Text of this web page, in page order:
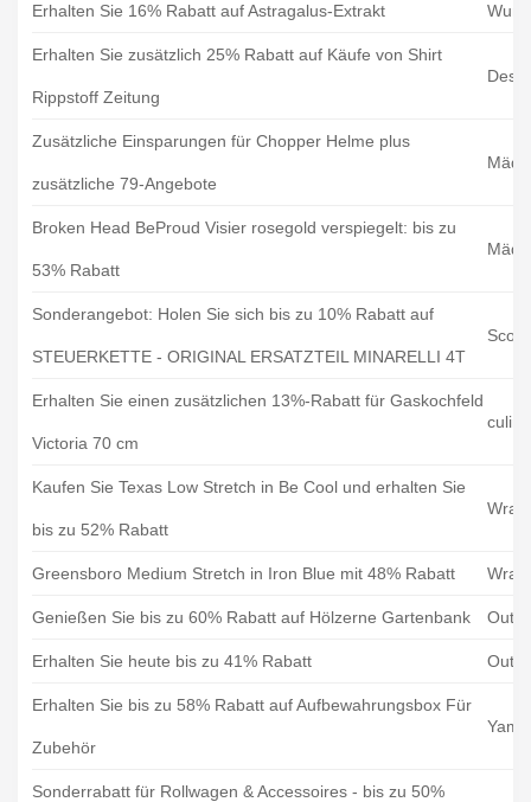
Erhalten Sie 16% Rabatt auf Astragalus-Extrakt
Erhalten Sie zusätzlich 25% Rabatt auf Käufe von Shirt
Rippstoff Zeitung
Zusätzliche Einsparungen für Chopper Helme plus
zusätzliche 79-Angebote
Mädl
Broken Head BeProud Visier rosegold verspiegelt: bis zu
53% Rabatt
Mädl
Sonderangebot: Holen Sie sich bis zu 10% Rabatt auf
STEUERKETTE - ORIGINAL ERSATZTEIL MINARELLI 4T
Erhalten Sie einen zusätzlichen 13%-Rabatt für Gaskochfeld
Victoria 70 cm
Kaufen Sie Texas Low Stretch in Be Cool und erhalten Sie
bis zu 52% Rabatt
Greensboro Medium Stretch in Iron Blue mit 48% Rabatt
Genießen Sie bis zu 60% Rabatt auf Hölzerne Gartenbank
Erhalten Sie heute bis zu 41% Rabatt
Erhalten Sie bis zu 58% Rabatt auf Aufbewahrungsbox Für
Zubehör
Sonderrabatt für Rollwagen & Accessoires - bis zu 50%